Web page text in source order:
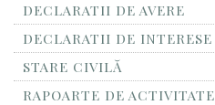
DECLARATII DE AVERE
DECLARATII DE INTERESE
STARE CIVILĂ
RAPOARTE DE ACTIVITATE